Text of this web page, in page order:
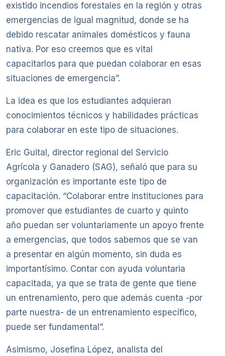
existido incendios forestales en la región y otras
emergencias de igual magnitud, donde se ha
debido rescatar animales domésticos y fauna
nativa. Por eso creemos que es vital
capacitarlos para que puedan colaborar en esas
situaciones de emergencia”.
La idea es que los estudiantes adquieran
conocimientos técnicos y habilidades prácticas
para colaborar en este tipo de situaciones.
Eric Guital, director regional del Servicio
Agrícola y Ganadero (SAG), señaló que para su
organización es importante este tipo de
capacitación. “Colaborar entre instituciones para
promover que estudiantes de cuarto y quinto
año puedan ser voluntariamente un apoyo frente
a emergencias, que todos sabemos que se van
a presentar en algún momento, sin duda es
importantísimo. Contar con ayuda voluntaria
capacitada, ya que se trata de gente que tiene
un entrenamiento, pero que además cuenta -por
parte nuestra- de un entrenamiento específico,
puede ser fundamental”.
Asimismo, Josefina López, analista del